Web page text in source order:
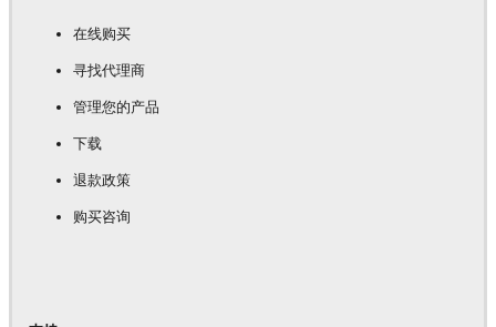
在线购买
寻找代理商
管理您的产品
下载
退款政策
购买咨询